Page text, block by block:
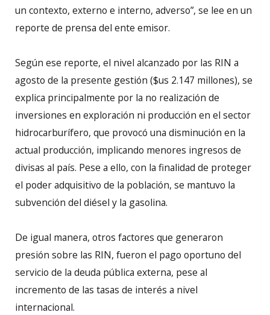
un contexto, externo e interno, adverso”, se lee en un
reporte de prensa del ente emisor.
Según ese reporte, el nivel alcanzado por las RIN a
agosto de la presente gestión ($us 2.147 millones), se
explica principalmente por la no realización de
inversiones en exploración ni producción en el sector
hidrocarburífero, que provocó una disminución en la
actual producción, implicando menores ingresos de
divisas al país. Pese a ello, con la finalidad de proteger
el poder adquisitivo de la población, se mantuvo la
subvención del diésel y la gasolina.
De igual manera, otros factores que generaron
presión sobre las RIN, fueron el pago oportuno del
servicio de la deuda pública externa, pese al
incremento de las tasas de interés a nivel
internacional.